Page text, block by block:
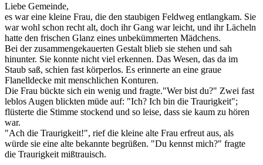
Liebe Gemeinde,
es war eine kleine Frau, die den staubigen Feldweg entlangkam. Sie
war wohl schon recht alt, doch ihr Gang war leicht, und ihr Lächeln
hatte den frischen Glanz eines unbekümmerten Mädchens.
Bei der zusammengekauerten Gestalt blieb sie stehen und sah
hinunter. Sie konnte nicht viel erkennen. Das Wesen, das da im
Staub saß, schien fast körperlos. Es erinnerte an eine graue
Flanelldecke mit menschlichen Konturen.
Die Frau bückte sich ein wenig und fragte."Wer bist du?" Zwei fast
leblos Augen blickten müde auf: "Ich? Ich bin die Traurigkeit";
flüsterte die Stimme stockend und so leise, dass sie kaum zu hören
war.
"Ach die Traurigkeit!", rief die kleine alte Frau erfreut aus, als
würde sie eine alte bekannte begrüßen. "Du kennst mich?" fragte
die Traurigkeit mißtrauisch.